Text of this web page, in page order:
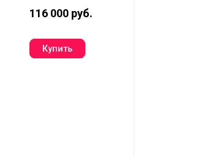
116 000 руб.